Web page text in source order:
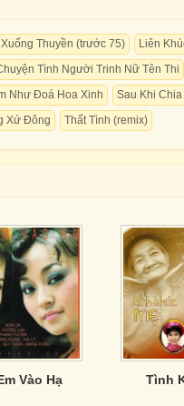
Thuyền (trước 75) Liên
Tình Người Trinh Nữ Tên Thi
Như Đoá Hoa Xinh Sau Khi Chia
Xứ Đông Thất Tình (remix)
Vào Hạ Tình